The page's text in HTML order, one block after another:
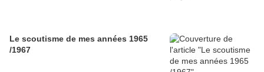
Le scoutisme de mes années 1965
/1967